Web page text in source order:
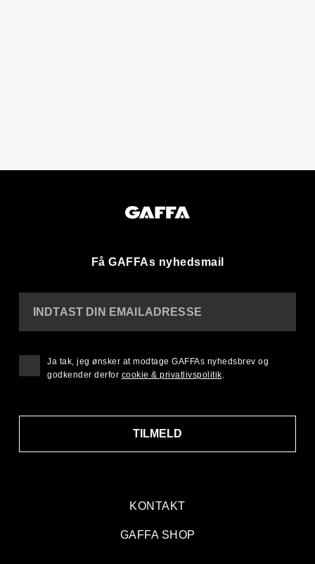
Få GAFFAs nyhedsmail
KONTAKT
GAFFA SHOP
INDTAST DIN EMAILADRESSE
TILMELD
Ja tak, jeg ønsker at modtage GAFFAs nyhedsbrev og
godkender derfor cookie & privatlivspolitik.